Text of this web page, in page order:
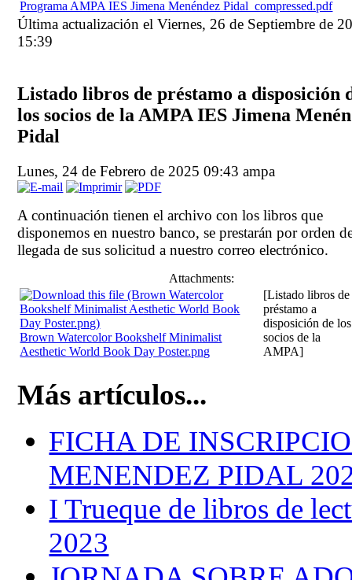
Programa AMPA IES Jimena Menéndez Pidal_compressed.pdf
Última actualización el Viernes, 26 de Septiembre de
15:39
Listado libros de préstamo a disposición
los socios de la AMPA IES Jimena
Pidal
Lunes, 24 de Febrero de 2025 09:43ampa
A continuación tienen el archivo con los libros que
disponemos en nuestro banco, se prestarán por orden
llegada de sus solicitud a nuestro correo electrónico.
Attachments:
Brown Watercolor Bookshelf Minimalist
Aesthetic World Book Day Poster.png
[Listado libros de
préstamo a
disposición de los
socios de la
AMPA]
Más artículos...
FICHA DE
MENENDEZ PIDAL
I Trueque de libros de
2023